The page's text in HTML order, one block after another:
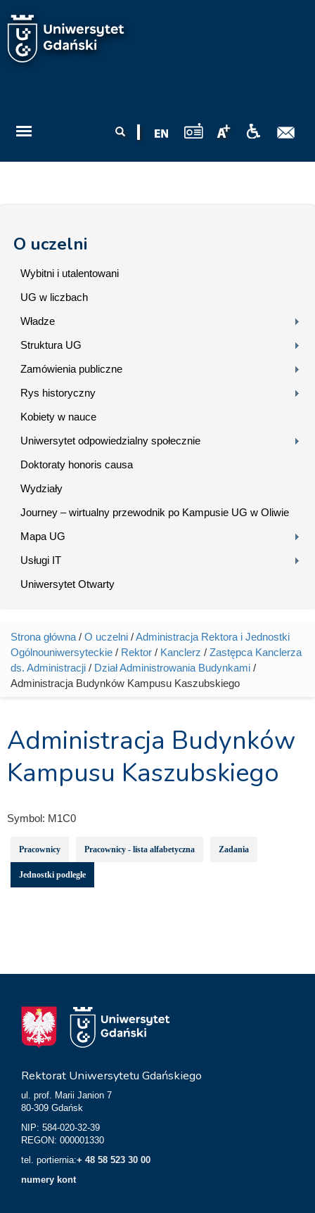
wyszukiwania
O uczelni
Wybitni i utalentowani
UG w liczbach
Władze
Struktura UG
Zamówienia publiczne
Rys historyczny
Kobiety w nauce
Uniwersytet odpowiedzialny społecznie
Doktoraty honoris causa
Wydziały
Journey – wirtualny przewodnik po Kampusie UG w Oliwie
Mapa UG
Usługi IT
Uniwersytet Otwarty
Jesteś tutaj
Strona główna / O uczelni /Administracja Rektora i Jednostki
Ogólnouniwersyteckie / Rektor / Kanclerz / Zastępca Kanclerza
ds. Administracji / Dział Administrowania Budynkami /
Administracja Budynków Kampusu Kaszubskiego
Administracja Budynków
Kampusu Kaszubskiego
Symbol: M1C0
Pracownicy Pracownicy - lista alfabetyczna Zadania
Jednostki podległe
Rektorat Uniwersytetu Gdańskiego
ul. prof. Marii Janion 7
80-309 Gdańsk
NIP: 584-020-32-39
REGON: 000001330
tel. portiernia:+ 48 58 523 30 00
numery kont